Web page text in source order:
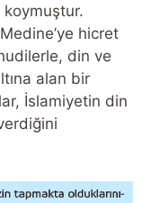
hicret
din ve
alan bir
İslamiyetin din